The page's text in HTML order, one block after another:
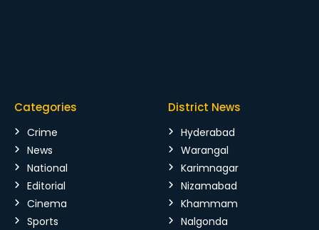
Categories
Crime
News
National
Editorial
Cinema
Sports
District News
Hyderabad
Warangal
Karimnagar
Nizamabad
Khammam
Nalgonda